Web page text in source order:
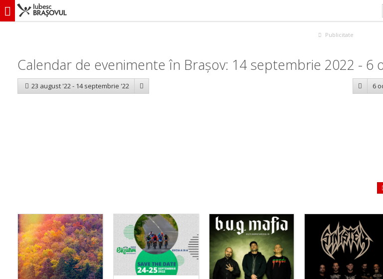
iubescbraşovul.ro
Publicitate
Calendar de evenimente în Brașov: 14 septembrie 2022 - 6
23 august '22 - 14 septembrie '22 6